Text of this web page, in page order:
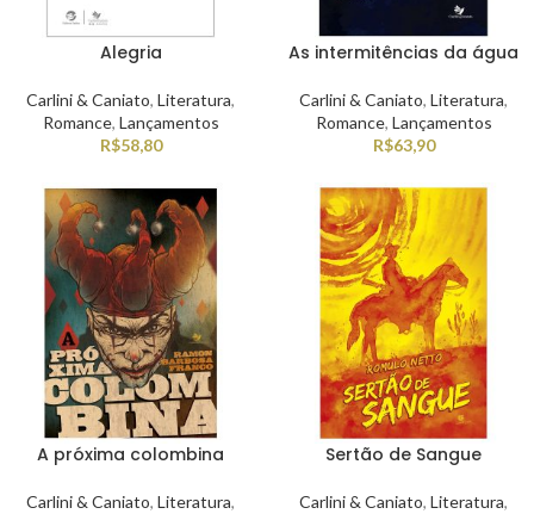
Alegria
Carlini & Caniato, Literatura,
Romance, Lançamentos
R$58,80
As intermitências da água
Carlini & Caniato, Literatura,
Romance, Lançamentos
R$63,90
A próxima colombina
Carlini & Caniato, Literatura,
Sertão de Sangue
Carlini & Caniato, Literatura,